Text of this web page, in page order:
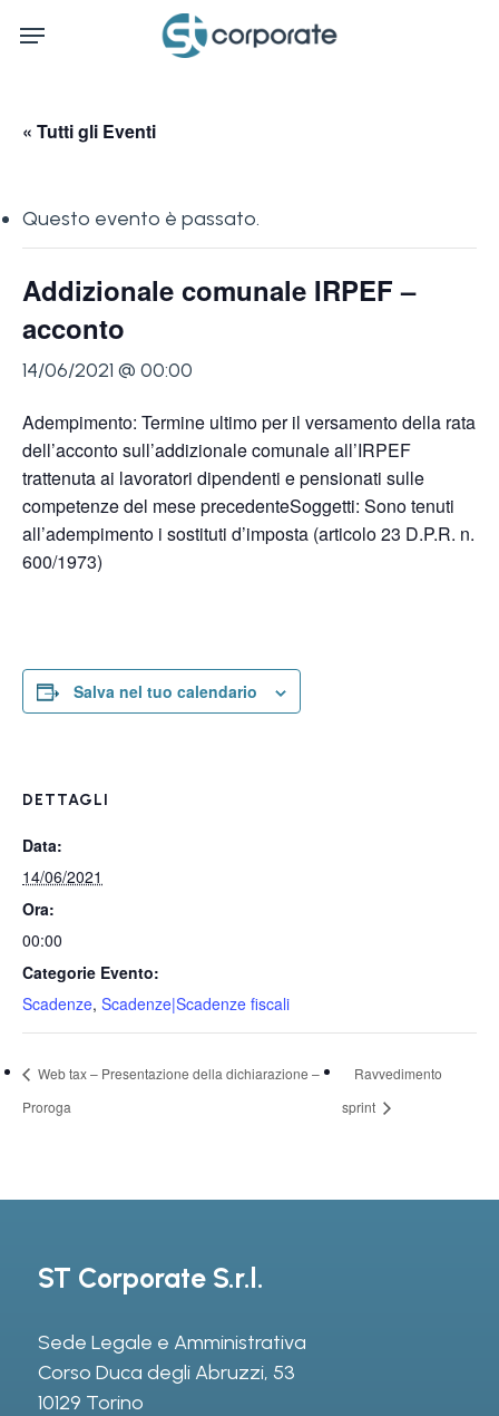
Menu
« Tutti gli Eventi
Questo evento è passato.
Addizionale comunale IRPEF –
acconto
14/06/2021 @ 00:00
Adempimento: Termine ultimo per il versamento della rata
dell’acconto sull’addizionale comunale all’IRPEF
trattenuta ai lavoratori dipendenti e pensionati sulle
competenze del mese precedenteSoggetti: Sono tenuti
all’adempimento i sostituti d’imposta (articolo 23 D.P.R. n.
600/1973)
Salva nel tuo calendario
DETTAGLI
Data:
14/06/2021
Ora:
00:00
Categorie Evento:
Scadenze, Scadenze|Scadenze fiscali
Web tax – Presentazione della dichiarazione –
Proroga
Ravvedimento
sprint
ST Corporate S.r.l.
Sede Legale e Amministrativa
Corso Duca degli Abruzzi, 53
10129 Torino